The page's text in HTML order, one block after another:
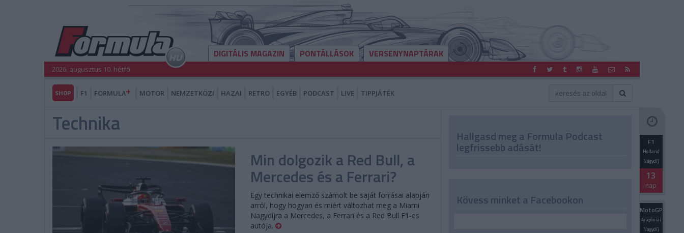
DIGITÁLIS MAGAZIN PONTÁLLÁSOK VERSENYNAPTÁRAK
2026. augusztus 10. hétfő
SHOP F1 FORMULA MOTOR NEMZETKÖZI HAZAI RETRO EGYÉB PODCAST LIVE TIPPJÁTÉK
Technika
Min dolgozik a Red Bull, a
Mercedes és a Ferrari?
Egy technikai elemző számolt be saját forrásai alapján
arról, hogy hogyan és miért változhat meg a Miami
Nagydíjra a Mercedes, a Ferrari és a Red Bull F1-es
autója.
Hallgasd meg a Formula Podcast
legfrissebb adását! F1
Holland
Nagydíj
13
nap
MotoGP
Aragóniai
Nagydíj
Kövess minket a Facebookon